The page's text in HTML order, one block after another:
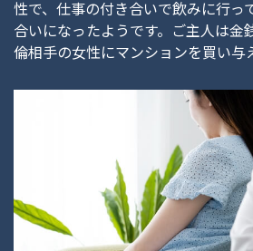
性で、仕事の付き合いで飲みに行っ
合いになったようです。ご主人は金
倫相手の女性にマンションを買い与